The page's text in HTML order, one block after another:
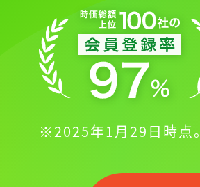
※2025年1月29日時点。